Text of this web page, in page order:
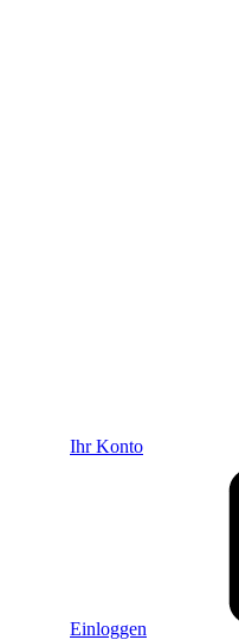
Ihr Konto
Einloggen